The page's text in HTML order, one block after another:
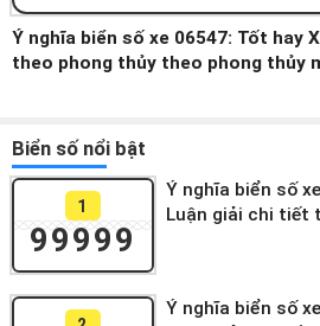
Ý nghĩa biển số xe 06547: Tốt hay
theo phong thủy theo phong thủy
Biển số nổi bật
1
99999
Ý nghĩa biển số
Luận giải chi tiết
Ý nghĩa biển số